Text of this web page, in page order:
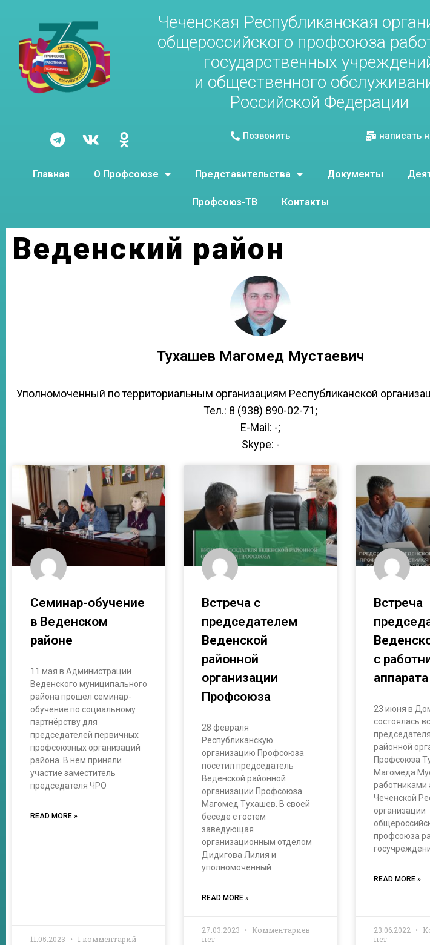
Чеченская Республиканская
общероссийского профсоюза
государственных
и общественного
Российской Федерации
Позвонить написать
Главная О Профсоюзе Представительства Документы
Профсоюз-ТВ Контакты
Веденский район
Тухашев Магомед Мустаевич
Уполномоченный по территориальным организациям Республиканской
Тел.: 8 (938) 890-02-71;
E-Mail: -;
Skype: -
Семинар-обучение
в Веденском
районе
11 мая в Администрации
Веденского муниципального
района прошел семинар-
обучение по социальному
партнёрству для
председателей первичных
профсоюзных организаций
района. В нем приняли
участие заместитель
председателя ЧРО
READ MORE »
11.05.2023 1 комментарий
Встреча с
председателем
Веденской
районной
организации
Профсоюза
28 февраля
Республиканскую
организацию Профсоюза
посетил председатель
Веденской районной
организации Профсоюза
Магомед Тухашев. В своей
беседе с гостем
заведующая
организационным отделом
Дидигова Лилия и
уполномоченный
READ MORE »
27.03.2023
Комментариев
нет
Встреча
с
аппарата
23 июня в
состоялась
районной
Профсоюза
Магомеда
работниками
Чеченской
организации
профсоюза
READ MORE »
23.06.2022
нет